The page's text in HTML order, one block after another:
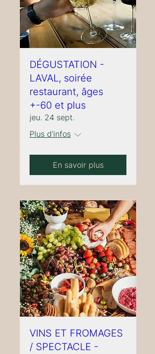
DÉGUSTATION -
LAVAL, soirée
restaurant, âges
+-60 et plus
jeu. 24 sept.
Plus d'infos
En savoir plus
VINS ET FROMAGES
/ SPECTACLE -